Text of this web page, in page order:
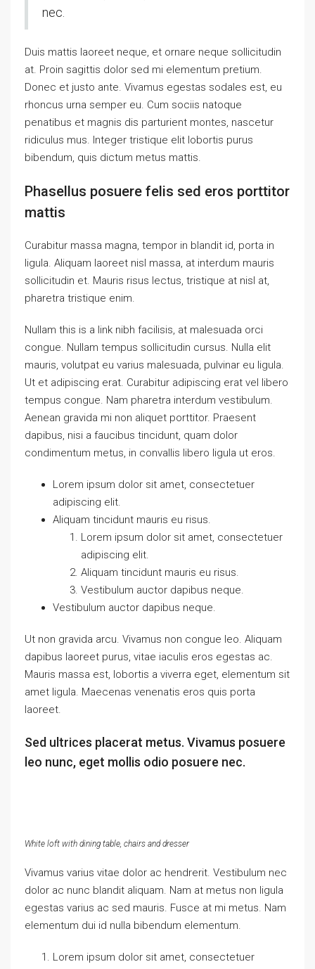
nec.
Duis mattis laoreet neque, et ornare neque sollicitudin
at. Proin sagittis dolor sed mi elementum pretium.
Donec et justo ante. Vivamus egestas sodales est, eu
rhoncus urna semper eu. Cum sociis natoque
penatibus et magnis dis parturient montes, nascetur
ridiculus mus. Integer tristique elit lobortis purus
bibendum, quis dictum metus mattis.
Phasellus posuere felis sed eros porttitor
mattis
Curabitur massa magna, tempor in blandit id, porta in
ligula. Aliquam laoreet nisl massa, at interdum mauris
sollicitudin et. Mauris risus lectus, tristique at nisl at,
pharetra tristique enim.
Nullam this is a link nibh facilisis, at malesuada orci
congue. Nullam tempus sollicitudin cursus. Nulla elit
mauris, volutpat eu varius malesuada, pulvinar eu ligula.
Ut et adipiscing erat. Curabitur adipiscing erat vel libero
tempus congue. Nam pharetra interdum vestibulum.
Aenean gravida mi non aliquet porttitor. Praesent
dapibus, nisi a faucibus tincidunt, quam dolor
condimentum metus, in convallis libero ligula ut eros.
Lorem ipsum dolor sit amet, consectetuer
adipiscing elit.
Aliquam tincidunt mauris eu risus.
Lorem ipsum dolor sit amet, consectetuer
adipiscing elit.
Aliquam tincidunt mauris eu risus.
Vestibulum auctor dapibus neque.
Vestibulum auctor dapibus neque.
Ut non gravida arcu. Vivamus non congue leo. Aliquam
dapibus laoreet purus, vitae iaculis eros egestas ac.
Mauris massa est, lobortis a viverra eget, elementum sit
amet ligula. Maecenas venenatis eros quis porta
laoreet.
Sed ultrices placerat metus. Vivamus posuere
leo nunc, eget mollis odio posuere nec.
White loft with dining table, chairs and dresser
Vivamus varius vitae dolor ac hendrerit. Vestibulum nec
dolor ac nunc blandit aliquam. Nam at metus non ligula
egestas varius ac sed mauris. Fusce at mi metus. Nam
elementum dui id nulla bibendum elementum.
Lorem ipsum dolor sit amet, consectetuer